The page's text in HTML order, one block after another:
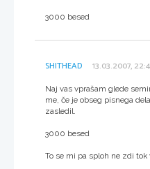
3000 besed
SHITHEAD 13.03.2007,
Naj vas vprašam glede
me, če je obseg pisnega
zasledil.
3000 besed
To se mi pa sploh ne zdi tok